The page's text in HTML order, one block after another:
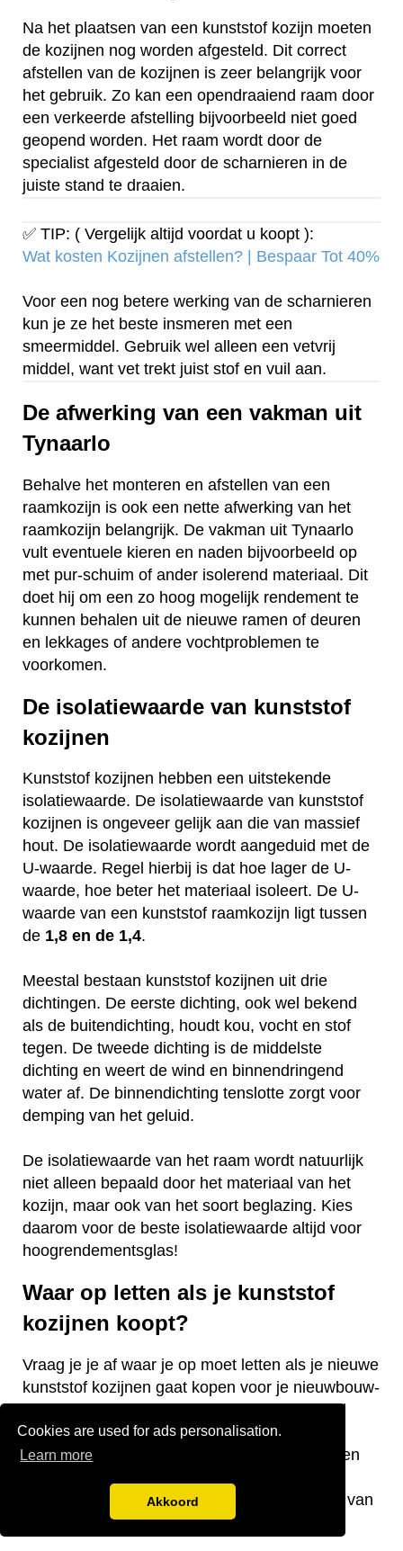
Cookies are used for ads personalisation.
Learn more
Akkoord
Na het plaatsen van een kunststof kozijn moeten
de kozijnen nog worden afgesteld. Dit correct
afstellen van de kozijnen is zeer belangrijk voor
het gebruik. Zo kan een opendraaiend raam door
een verkeerde afstelling bijvoorbeeld niet goed
geopend worden. Het raam wordt door de
specialist afgesteld door de scharnieren in de
juiste stand te draaien.
✅ TIP: ( Vergelijk altijd voordat u koopt ):
Wat kosten Kozijnen afstellen? | Bespaar Tot 40%‎
Voor een nog betere werking van de scharnieren
kun je ze het beste insmeren met een
smeermiddel. Gebruik wel alleen een vetvrij
middel, want vet trekt juist stof en vuil aan.
De afwerking van een vakman uit
Tynaarlo
Behalve het monteren en afstellen van een
raamkozijn is ook een nette afwerking van het
raamkozijn belangrijk. De vakman uit Tynaarlo
vult eventuele kieren en naden bijvoorbeeld op
met pur-schuim of ander isolerend materiaal. Dit
doet hij om een zo hoog mogelijk rendement te
kunnen behalen uit de nieuwe ramen of deuren
en lekkages of andere vochtproblemen te
voorkomen.
De isolatiewaarde van kunststof
kozijnen
Kunststof kozijnen hebben een uitstekende
isolatiewaarde. De isolatiewaarde van kunststof
kozijnen is ongeveer gelijk aan die van massief
hout. De isolatiewaarde wordt aangeduid met de
U-waarde. Regel hierbij is dat hoe lager de U-
waarde, hoe beter het materiaal isoleert. De U-
waarde van een kunststof raamkozijn ligt tussen
de 1,8 en de 1,4.
Meestal bestaan kunststof kozijnen uit drie
dichtingen. De eerste dichting, ook wel bekend
als de buitendichting, houdt kou, vocht en stof
tegen. De tweede dichting is de middelste
dichting en weert de wind en binnendringend
water af. De binnendichting tenslotte zorgt voor
demping van het geluid.
De isolatiewaarde van het raam wordt natuurlijk
niet alleen bepaald door het materiaal van het
kozijn, maar ook van het soort beglazing. Kies
daarom voor de beste isolatiewaarde altijd voor
hoogrendementsglas!
Waar op letten als je kunststof
kozijnen koopt?
Vraag je je af waar je op moet letten als je nieuwe
kunststof kozijnen gaat kopen voor je nieuwbouw-
of bestaande woning? Wij hebben een aantal
nuttige tips voor je! De keurmerken van de
kozijnen, welke isolatiewaarde je nodig hebt en
belangrijke aandachtspunten bij de aanschaf van
kunststof kozijnen.